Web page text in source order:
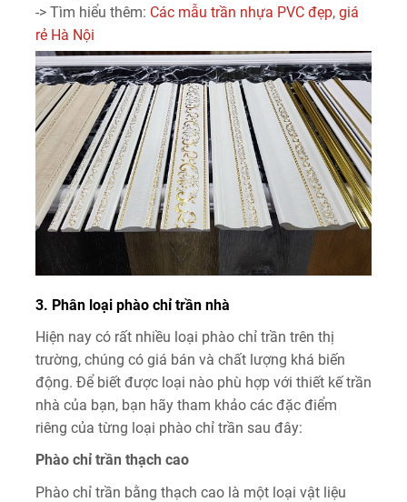
-> Tìm hiểu thêm: Các mẫu trần nhựa PVC đẹp, giá
rẻ Hà Nội
3. Phân loại phào chỉ trần nhà
Hiện nay có rất nhiều loại phào chỉ trần trên thị
trường, chúng có giá bán và chất lượng khá biến
động. Để biết được loại nào phù hợp với thiết kế trần
nhà của bạn, bạn hãy tham khảo các đặc điểm
riêng của từng loại phào chỉ trần sau đây:
Phào chỉ trần thạch cao
Phào chỉ trần bằng thạch cao là một loại vật liệu